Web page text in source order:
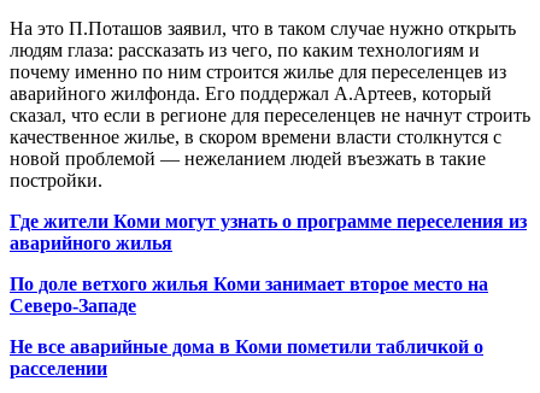
На это П.Поташов заявил, что в таком случае нужно открыть
людям глаза: рассказать из чего, по каким технологиям и
почему именно по ним строится жилье для переселенцев из
аварийного жилфонда. Его поддержал А.Артеев, который
сказал, что если в регионе для переселенцев не начнут строить
качественное жилье, в скором времени власти столкнутся с
новой проблемой — нежеланием людей въезжать в такие
постройки.
Где жители Коми могут узнать о программе переселения из
аварийного жилья
По доле ветхого жилья Коми занимает второе место на
Северо-Западе
Не все аварийные дома в Коми пометили табличкой о
расселении